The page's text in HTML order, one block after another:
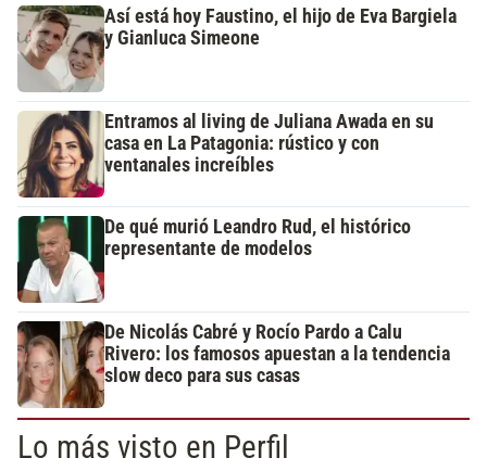
Así está hoy Faustino, el hijo de Eva Bargiela
y Gianluca Simeone
Entramos al living de Juliana Awada en su
casa en La Patagonia: rústico y con
ventanales increíbles
De qué murió Leandro Rud, el histórico
representante de modelos
De Nicolás Cabré y Rocío Pardo a Calu
Rivero: los famosos apuestan a la tendencia
slow deco para sus casas
Lo más visto en Perfil